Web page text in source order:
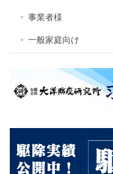
事業者様
一般家庭向け